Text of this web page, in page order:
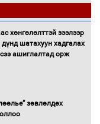
хөнгөлөлттэй зээлээр
шатахуун хадгалах
ашиглалтад орж
зөвлөлдөх